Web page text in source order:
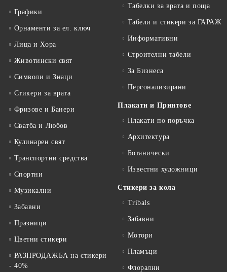
Графики
Орнаменти за ел. ключ
Лица и Хора
Животински свят
Символи и Знаци
Стикери за врата
Фризове и Банери
Сватба и Любов
Кулинарен свят
Транспортни средства
Спортни
Музикални
Забавни
Празници
Цветни стикери
РАЗПРОДАЖБА на стикери
- 40%
Табелки за врата и поща
Табели и стикери за ГАРАЖ
Информативни
Строителни табели
За Бизнеса
Персонализирани
Плакати и Принтове
Плакати по поръчка
Архитектура
Ботанически
Известни художници
Стикери за кола
Tribals
Забавни
Мотори
Пламъци
Флорални